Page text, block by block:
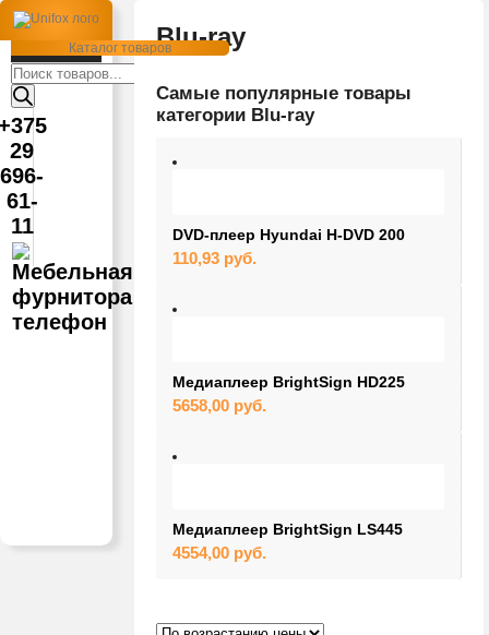
Каталог товаров
Поиск
товаров
29
696-
61-
11
Blu-ray
Самые популярные товары
категории Blu-ray
DVD-плеер Hyundai H-DVD 200
110,93 руб.
Медиаплеер BrightSign HD225
5658,00 руб.
Медиаплеер BrightSign LS445
4554,00 руб.